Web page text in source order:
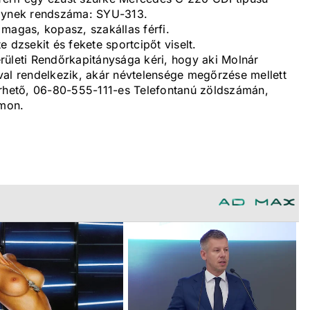
rendszáma: SYU-313.
kopasz, szakállas férfi.
dzsekit és fekete sportcipőt viselt.
Rendőrkapitánysága kéri, hogy aki Molnár
rendelkezik, akár névtelensége megőrzése mellett
06-80-555-111-es Telefontanú zöldszámán,